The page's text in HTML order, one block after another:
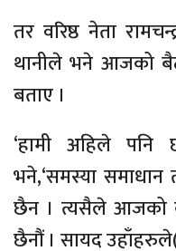
तर वरिष्ठ नेता
थानीले भने आजको
बताए ।
‘हामी अहिले
भने,‘समस्या
छैन । त्यसैले आजको
छैनौं । सायद